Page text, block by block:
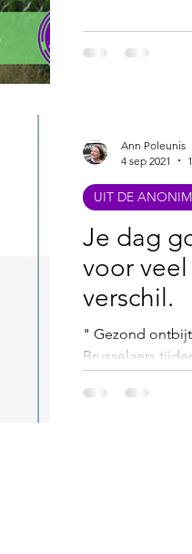
Je dag
voor
verschil.
" Gezond
Brusselaers
UIT DE
Ann Poleunis
4 sep 2021